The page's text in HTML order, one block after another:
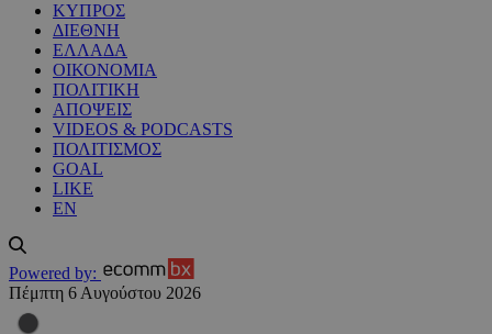
ΚΥΠΡΟΣ
ΔΙΕΘΝΗ
ΕΛΛΑΔΑ
ΟΙΚΟΝΟΜΙΑ
ΠΟΛΙΤΙΚΗ
ΑΠΟΨΕΙΣ
VIDEOS & PODCASTS
ΠΟΛΙΤΙΣΜΟΣ
GOAL
LIKE
EN
Powered by:
Πέμπτη 6 Αυγούστου 2026